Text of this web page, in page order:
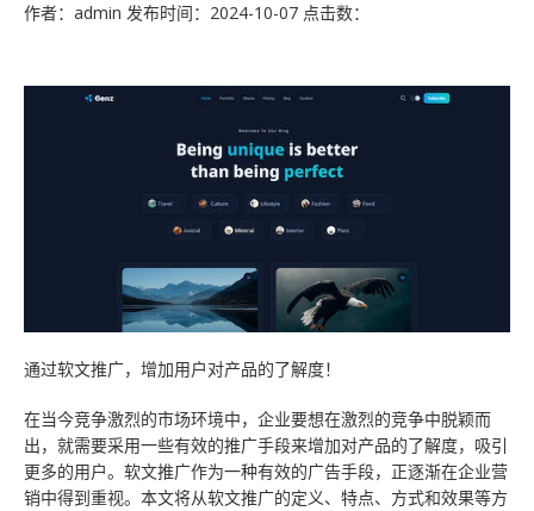
数据与API
高端网站
社交app定制开发
快速建站
售后服务
云应用·小程序
云主机
阿里云腾讯云
云·速成美站
弹窗广告
企业网站
技术知识
免费获取报价
预约服务
作者：admin 发布时间：2024-10-07 点击数：
通过软文推广，增加用户对产品的了解度！
在当今竞争激烈的市场环境中，企业要想在激烈的竞争中脱颖而
出，就需要采用一些有效的推广手段来增加对产品的了解度，吸引
更多的用户。软文推广作为一种有效的广告手段，正逐渐在企业营
销中得到重视。本文将从软文推广的定义、特点、方式和效果等方